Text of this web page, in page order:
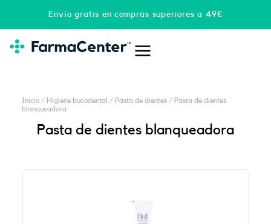
Envío gratis en compras superiores a 49€
Inicio / Higiene bucodental / Pasta de dientes / Pasta de dientes
blanqueadora
Pasta de dientes blanqueadora